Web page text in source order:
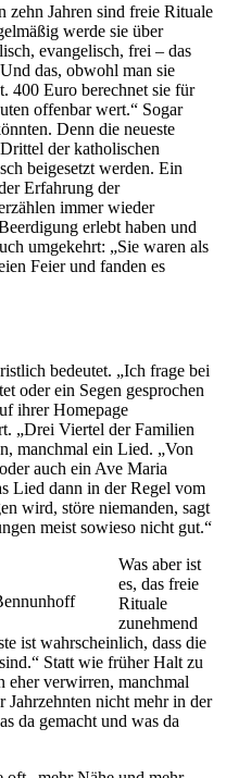
zehn Jahren sind freie Rituale
werde sie über
evangelisch, frei – das
das, obwohl man sie
400 Euro berechnet sie für
offenbar wert.“ Sogar
Denn die neueste
der katholischen
beigesetzt werden. Ein
Erfahrung der
immer wieder
erlebt haben und
umgekehrt: „Sie waren als
Feier und fanden es
bedeutet. „Ich frage bei
oder ein Segen gesprochen
ihrer Homepage
„Drei Viertel der Familien
manchmal ein Lied. „Von
auch ein Ave Maria
Lied dann in der Regel vom
wird, störe niemanden, sagt
meist sowieso nicht gut.“
Was aber ist
es, das freie
Rituale
zunehmend
ist wahrscheinlich, dass die
Statt wie früher Halt zu
eher verwirren, manchmal
Jahrzehnten nicht mehr in der
da gemacht und was da